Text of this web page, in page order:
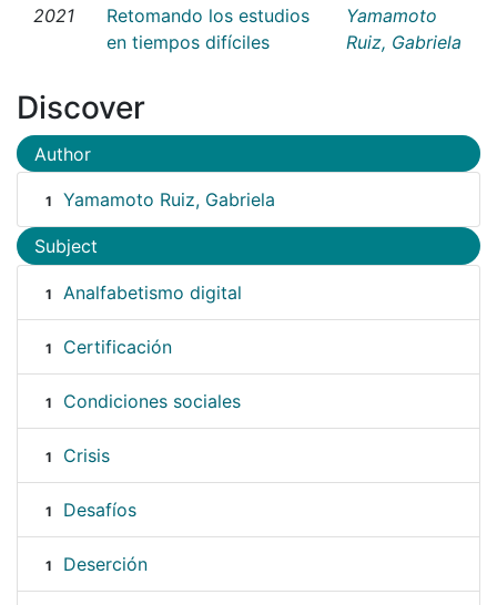
2021
Retomando los estudios
en tiempos difíciles
Yamamoto
Ruiz, Gabriela
Discover
Author
1 Yamamoto Ruiz, Gabriela
Subject
1 Analfabetismo digital
1 Certificación
1 Condiciones sociales
1 Crisis
1 Desafíos
1 Deserción